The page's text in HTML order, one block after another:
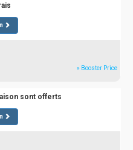
» Booster Price
sont offerts